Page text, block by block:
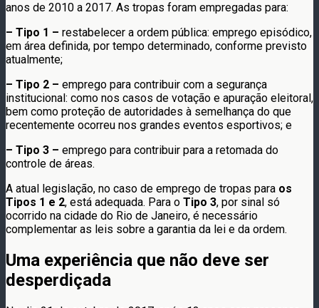
anos de 2010 a 2017. As tropas foram empregadas para:
– Tipo 1 – restabelecer a ordem pública: emprego episódico,
em área definida, por tempo determinado, conforme previsto
atualmente;
– Tipo 2 – emprego para contribuir com a segurança
institucional: como nos casos de votação e apuração eleitoral,
bem como proteção de autoridades à semelhança do que
recentemente ocorreu nos grandes eventos esportivos; e
– Tipo 3 – emprego para contribuir para a retomada do
controle de áreas.
A atual legislação, no caso de emprego de tropas para os
Tipos 1 e 2, está adequada. Para o Tipo 3, por sinal só
ocorrido na cidade do Rio de Janeiro, é necessário
complementar as leis sobre a garantia da lei e da ordem.
Uma experiência que não deve ser
desperdiçada